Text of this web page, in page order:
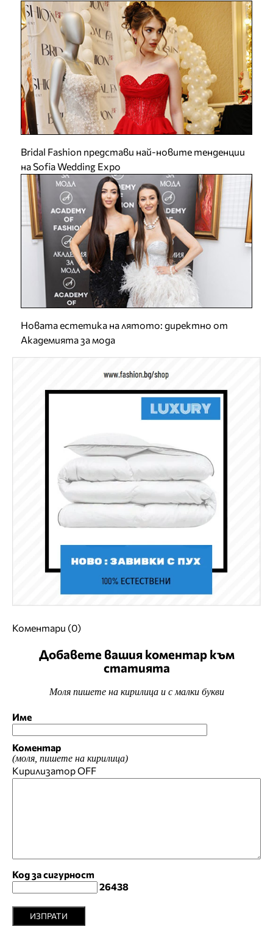
Bridal Fashion представи най-новите тенденции
на Sofia Wedding Expo
Новата естетика на лятото: директно от
Академията за мода
Коментари (0)
Добавете вашия коментар към
статията
Моля пишете на кирилица и с малки букви
Име
Коментар
(моля, пишете на кирилица)
КирилизаторOFF
Код за сигурност
26438
ИЗПРАТИ